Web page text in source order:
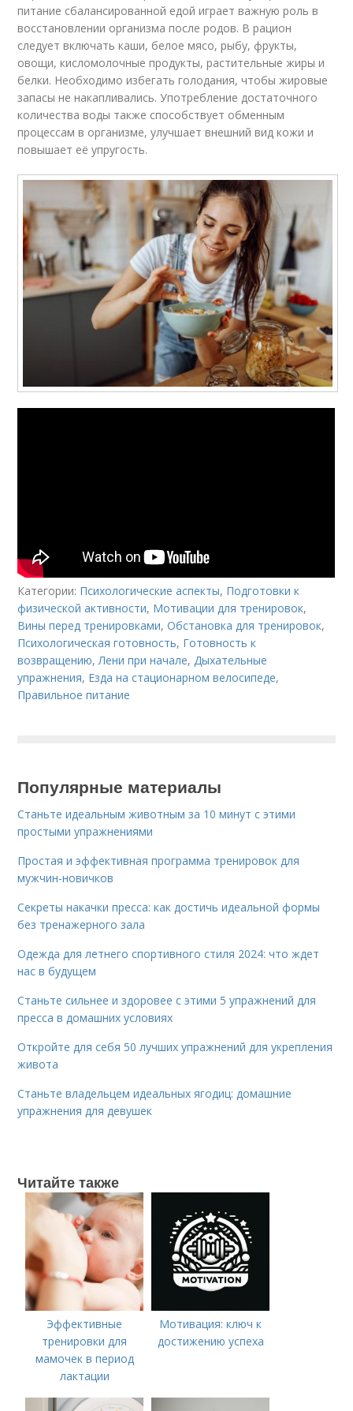
питание сбалансированной едой играет важную роль в
восстановлении организма после родов. В рацион
следует включать каши, белое мясо, рыбу, фрукты,
овощи, кисломолочные продукты, растительные жиры и
белки. Необходимо избегать голодания, чтобы жировые
запасы не накапливались. Употребление достаточного
количества воды также способствует обменным
процессам в организме, улучшает внешний вид кожи и
повышает её упругость.
Категории: Психологические аспекты, Подготовки к
физической активности, Мотивации для тренировок,
Вины перед тренировками,Обстановка для тренировок,
Психологическая готовность, Готовность к
возвращению,Лени при начале,Дыхательные
упражнения, Езда на стационарном велосипеде,
Правильное питание
Популярные материалы
Станьте идеальным животным за 10 минут с этими
простыми упражнениями
Простая и эффективная программа тренировок для
мужчин-новичков
Секреты накачки пресса: как достичь идеальной формы
без тренажерного зала
Одежда для летнего спортивного стиля 2024: что ждет
нас в будущем
Станьте сильнее и здоровее с этими 5 упражнений для
пресса в домашних условиях
Откройте для себя 50 лучших упражнений для укрепления
живота
Станьте владельцем идеальных ягодиц: домашние
упражнения для девушек
Читайте также
Эффективные
тренировки для
мамочек в период
лактации
Мотивация: ключ к
достижению успеха